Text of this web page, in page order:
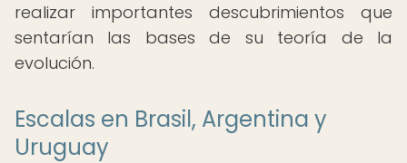
realizar importantes descubrimientos que
sentarían las bases de su teoría de la
evolución.
Escalas en Brasil, Argentina y
Uruguay